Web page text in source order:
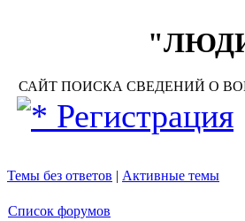
"ЛЮДИ
САЙТ ПОИСКА СВЕДЕНИЙ О
Регистрация
Темы без ответов | Активные темы
Список форумов